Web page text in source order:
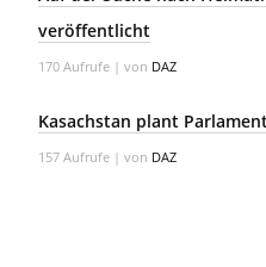
veröffentlicht
170 Aufrufe | von DAZ
Kasachstan plant
157 Aufrufe | von DAZ